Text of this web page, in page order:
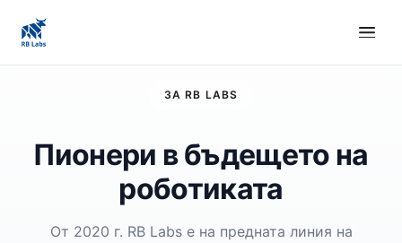
ЗА RB LABS
Пионери в бъдещето на
роботиката
От 2020 г. RB Labs е на предната линия на